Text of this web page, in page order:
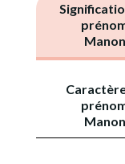
Manon
Manon